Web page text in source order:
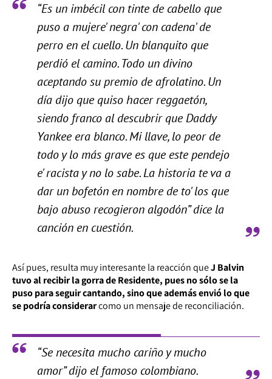
“Es un imbécil con tinte de cabello que
puso a mujere' negra' con cadena' de
perro en el cuello. Un blanquito que
perdió el camino. Todo un divino
aceptando su premio de afrolatino. Un
día dijo que quiso hacer reggaetón,
siendo franco al descubrir que Daddy
Yankee era blanco. Mi llave, lo peor de
todo y lo más grave es que este pendejo
e' racista y no lo sabe. La historia te va a
dar un bofetón en nombre de to' los que
bajo abuso recogieron algodón” dice la
canción en cuestión.
Así pues, resulta muy interesante la reacción queJ Balvin
tuvo al recibir la gorra de Residente, pues no sólo se la
puso para seguir cantando, sino que además envió lo que
se podría considerarcomo un mensaje de reconciliación.
“Se necesita mucho cariño y mucho
amor” dijo el famoso colombiano.